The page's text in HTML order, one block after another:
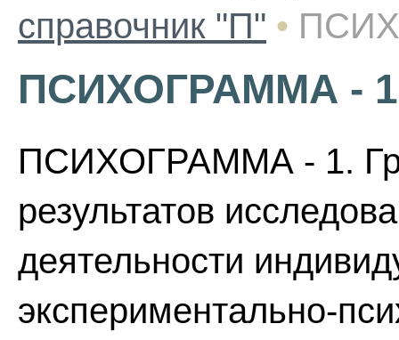
справочник "П" •
ПСИХОГРАММА - 1
ПСИХОГРАММА - 1.
результатов
деятельности
экспериментально-